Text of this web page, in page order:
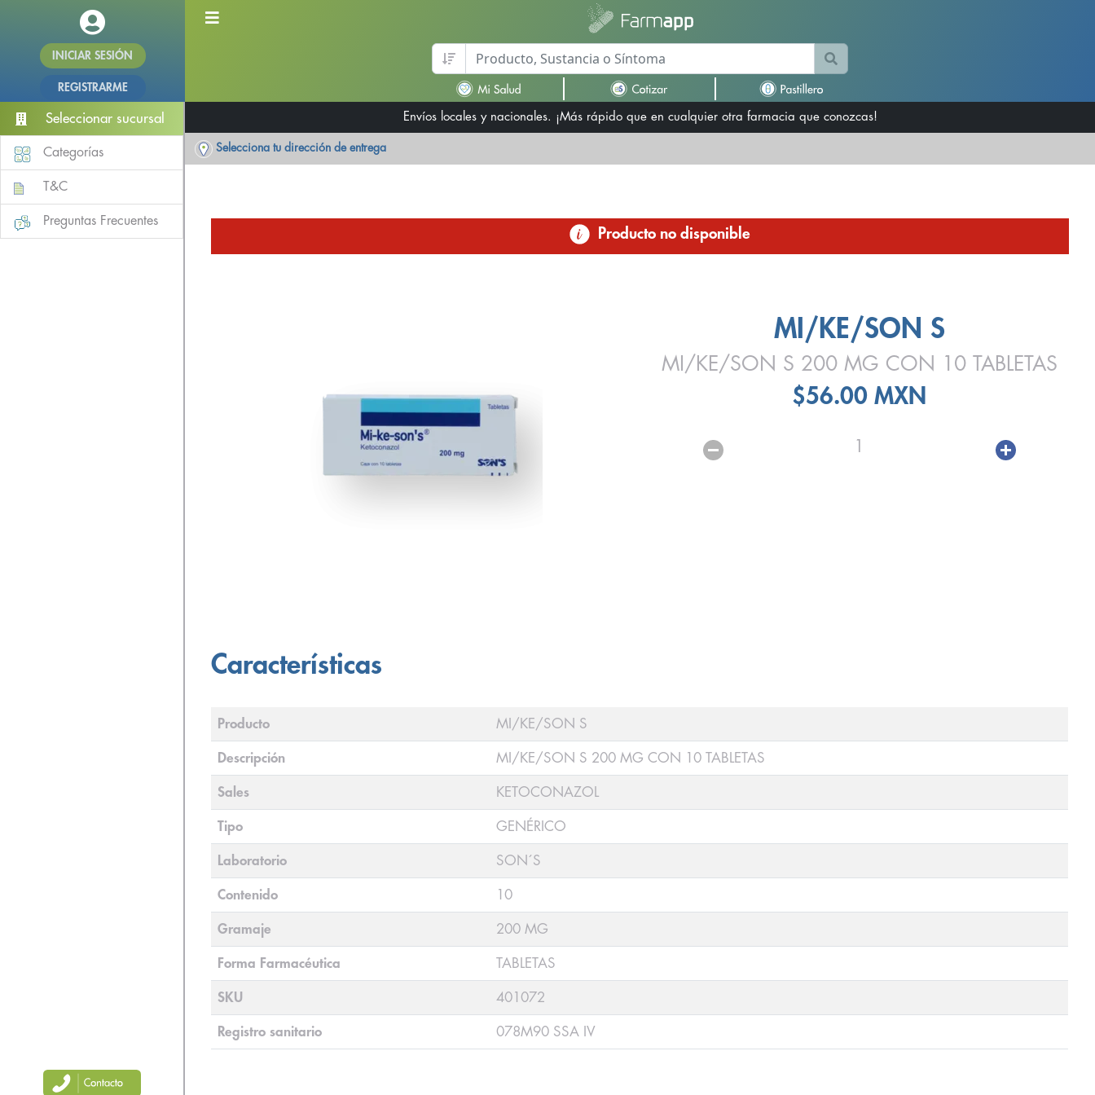
INICIAR SESIÓN
REGISTRARME
Seleccionar sucursal
Categorías
T&C
Preguntas Frecuentes
Envíos locales y nacionales. ¡Más rápido que en cualquier otra farmacia que conozcas!
Selecciona tu dirección de entrega
Producto no disponible
MI/KE/SON S
MI/KE/SON S 200 MG CON 10 TABLETAS
$56.00 MXN
1
Características
Producto MI/KE/SON S
Descripción MI/KE/SON S 200 MG CON 10 TABLETAS
Sales KETOCONAZOL
Tipo GENÉRICO
Laboratorio SON´S
Contenido 10
Gramaje 200 MG
Forma Farmacéutica TABLETAS
SKU 401072
Registro sanitario 078M90 SSA IV